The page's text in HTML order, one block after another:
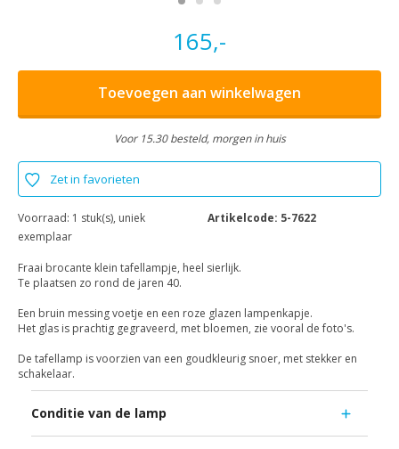
165,-
Toevoegen aan winkelwagen
Voor 15.30 besteld, morgen in huis
Zet in favorieten
Voorraad: 1 stuk(s), uniek
exemplaar
Artikelcode: 5-7622
Fraai brocante klein tafellampje, heel sierlijk.
Te plaatsen zo rond de jaren 40.
Een bruin messing voetje en een roze glazen lampenkapje.
Het glas is prachtig gegraveerd, met bloemen, zie vooral de foto's.
De tafellamp is voorzien van een goudkleurig snoer, met stekker en
schakelaar.
Conditie van de lamp